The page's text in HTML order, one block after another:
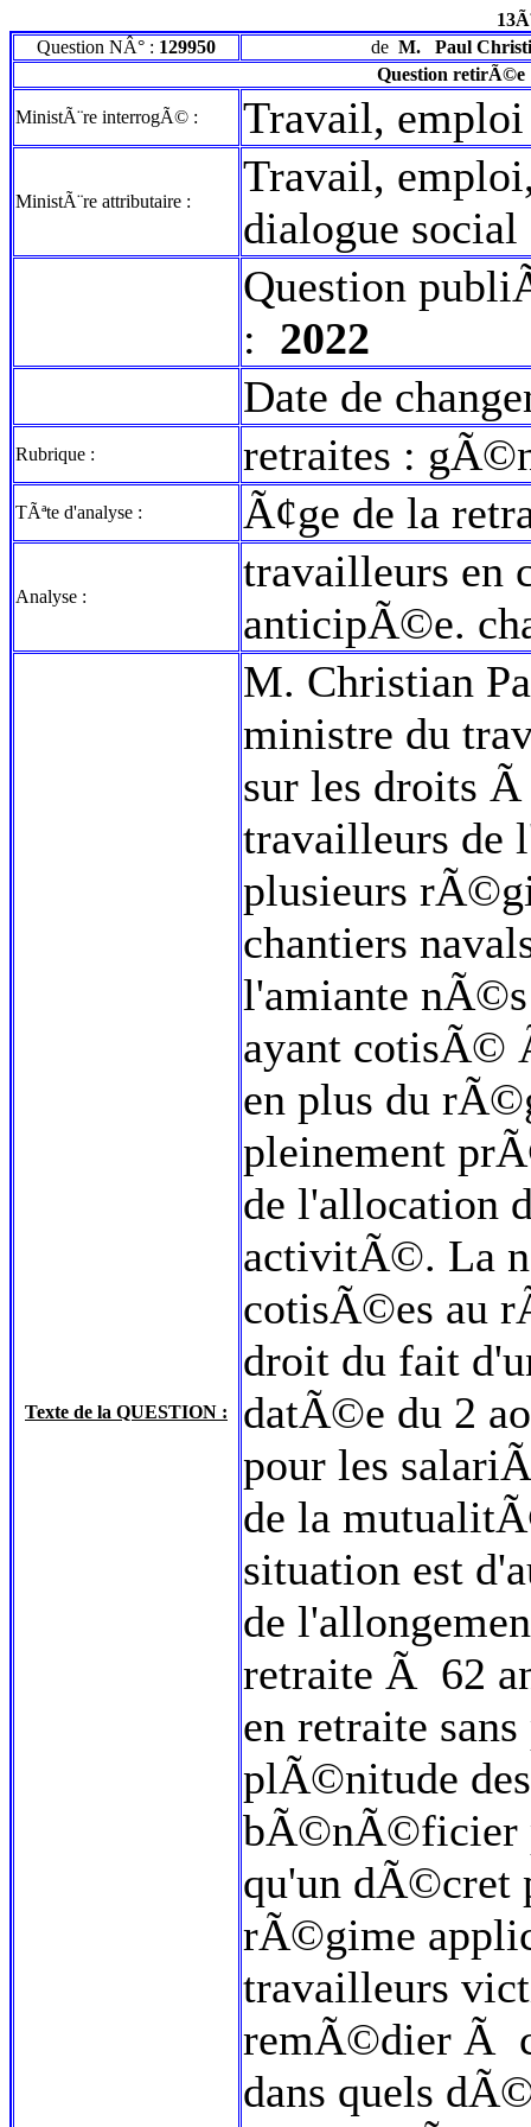
Question NÂ° : 129950 de M.
Paul
Question retirÃ©e
MinistÃ¨re interrogÃ© : Travail,
MinistÃ¨re attributaire :
Travail,
dialogue social
Question
: 2022
Date de
Rubrique : retraites :
TÃªte d'analyse : Ã¢ge de la
Analyse :
travailleurs en
anticipÃ©e.
Texte de la QUESTION :
M. Christian
ministre du
sur les droits
travailleurs de
plusieurs
chantiers
l'amiante
ayant cotisÃ©
en plus du
pleinement
de l'allocation
activitÃ©. La
cotisÃ©es au
droit du fait
datÃ©e du 2
pour les
de la
situation est
de
retraite Ã 62
en retraite
plÃ©nitude
bÃ©nÃ©ficier
qu'un dÃ©cret
rÃ©gime
travailleurs
remÃ©dier Ã
dans quels